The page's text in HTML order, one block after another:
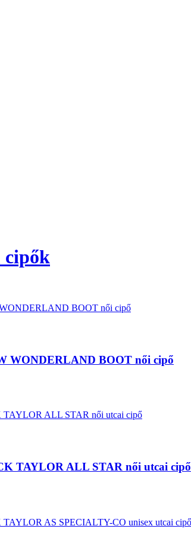
cipők
WONDERLAND BOOT női cipő
TAYLOR ALL STAR női utcai cipő